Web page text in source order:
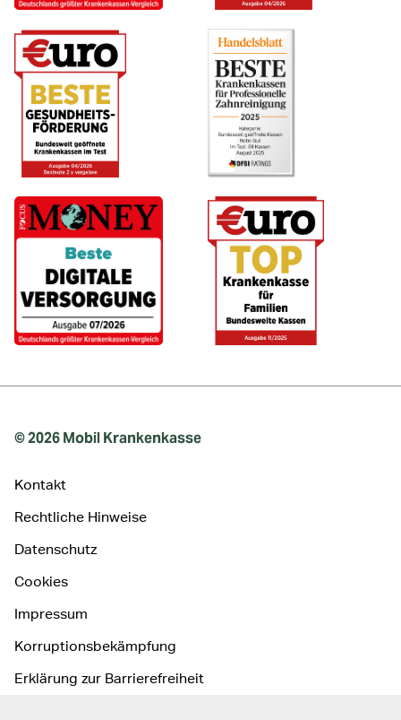
© 2026 Mobil Krankenkasse
Kontakt
Rechtliche Hinweise
Datenschutz
Cookies
Impressum
Korruptionsbekämpfung
Erklärung zur Barrierefreiheit